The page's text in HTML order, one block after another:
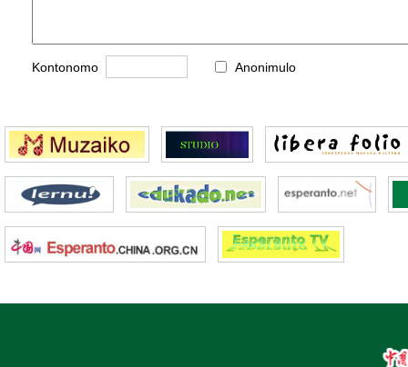
Kontonomo Anonimulo